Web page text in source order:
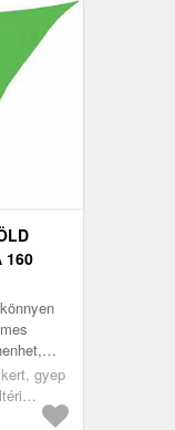
160
ker...
gyep